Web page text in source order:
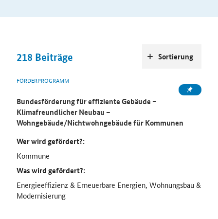
218 Beiträge
FÖRDERPROGRAMM
Bundesförderung für effiziente Gebäude –
Klimafreundlicher Neubau –
Wohngebäude/Nichtwohngebäude für Kommunen
Wer wird gefördert?:
Kommune
Was wird gefördert?:
Energieeffizienz & Erneuerbare Energien, Wohnungsbau &
Modernisierung
Sortierung